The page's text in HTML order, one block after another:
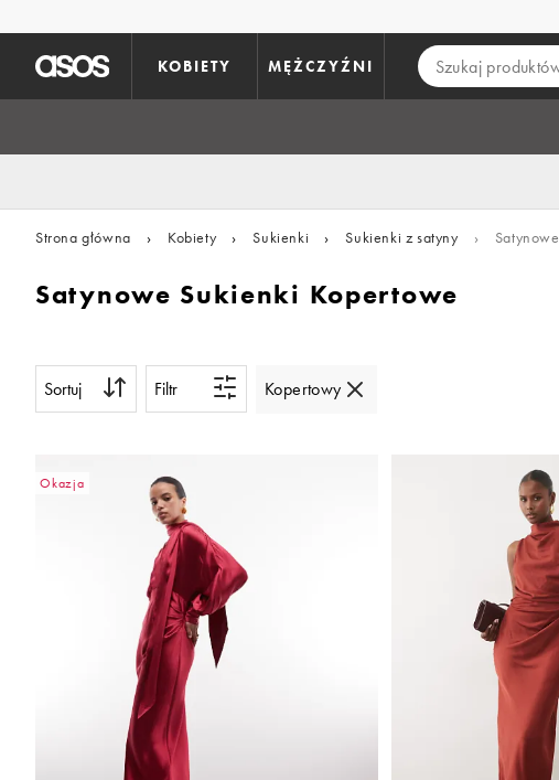
KOBIETY MĘŻCZYŹNI
Strona główna › Kobiety › Sukienki › Sukienki z satyny ›
Satynowe Sukienki Kopertowe
Sortuj Filtr Kopertowy
Okazja